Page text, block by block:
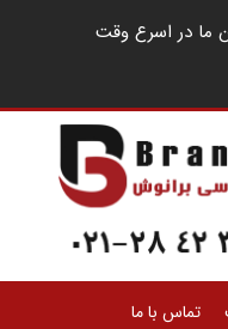
به شماره ۰۹۰۲۴۵۱۳۲۸۶ ارسال فرمایید .‌تا کارشناسان ما در اسرع وقت
تماس با ما